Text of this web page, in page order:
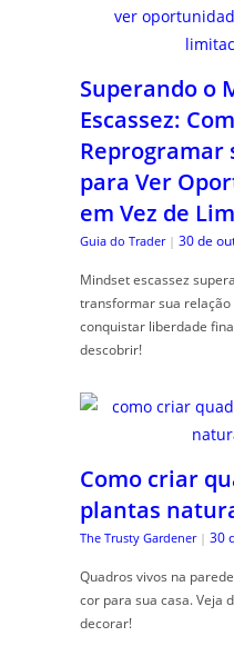
Superando o
Escassez:
Reprogramar
para Ver
em Vez de
Guia do Trader | 30 de
Mindset escassez
transformar sua relação
conquistar liberdade
descobrir!
Como criar
plantas
The Trusty Gardener | 30
Quadros vivos na
cor para sua casa. Veja
decorar!